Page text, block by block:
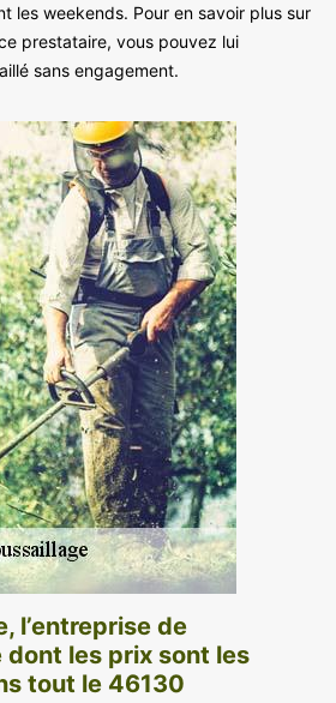
les weekends. Pour en savoir plus sur
prestataire, vous pouvez lui
sans engagement.
l’entreprise de
les prix sont les
tout le 46130